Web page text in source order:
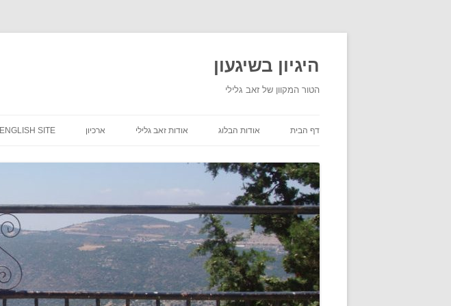
היגיון בשיגעון
הטור המקוון של זאב גלילי
דף הבית אודות הבלוג אודות זאב גלילי ארכיון ENGLISH SITE